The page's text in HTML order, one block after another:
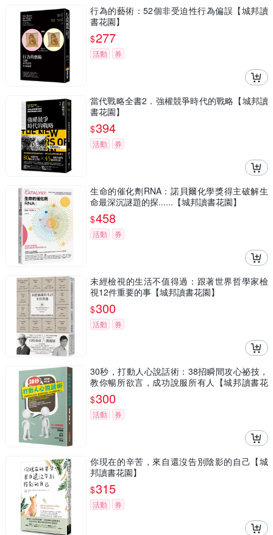
行為的藝術：52個非受迫性行為偏誤【城邦讀
書花園】
$277
活動 券
當代戰略全書2．強權競爭時代的戰略【城邦讀
書花園】
$394
活動 券
生命的催化劑RNA：諾貝爾化學獎得主破解生
命最深沉謎題的探......【城邦讀書花園】
$458
活動 券
未經檢視的生活不值得過：跟著世界哲學家檢
視12件重要的事【城邦讀書花園】
$300
活動 券
30秒，打動人心說話術：38招瞬間攻心祕技，
教你暢所欲言，成功說服所有人【城邦讀書花
園】
$300
活動 券
你現在的辛苦，來自還沒告別陰影的自己【城
邦讀書花園】
$315
活動 券